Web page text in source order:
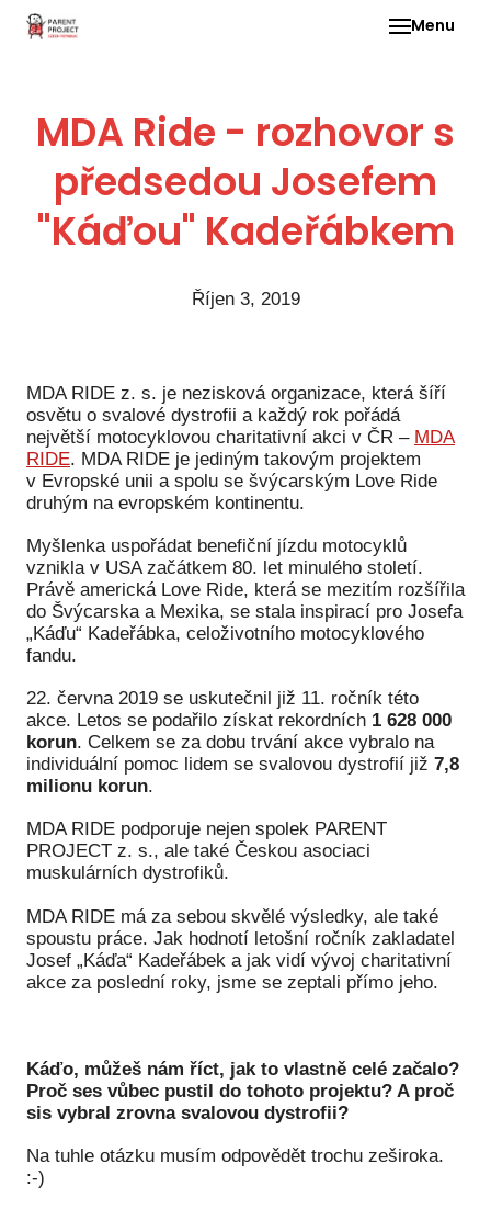
Menu
O
MDA Ride - rozhovor s
předsedou Josefem
"Káďou" Kadeřábkem
Říjen 3, 2019
MDA RIDE z. s. je nezisková organizace, která šíří
osvětu o svalové dystrofii a každý rok pořádá
největší motocyklovou charitativní akci v ČR – MDA
RIDE. MDA RIDE je jediným takovým projektem
v Evropské unii a spolu se švýcarským Love Ride
druhým na evropském kontinentu.
Myšlenka uspořádat benefiční jízdu motocyklů
vznikla v USA začátkem 80. let minulého století.
Právě americká Love Ride, která se mezitím rozšířila
do Švýcarska a Mexika, se stala inspirací pro Josefa
„Káďu“ Kadeřábka, celoživotního motocyklového
fandu.
22. června 2019 se uskutečnil již 11. ročník této
akce. Letos se podařilo získat rekordních 1 628 000
korun. Celkem se za dobu trvání akce vybralo na
individuální pomoc lidem se svalovou dystrofií již 7,8
milionu korun.
MDA RIDE podporuje nejen spolek PARENT
PROJECT z. s., ale také Českou asociaci
muskulárních dystrofiků.
MDA RIDE má za sebou skvělé výsledky, ale také
spoustu práce. Jak hodnotí letošní ročník zakladatel
Josef „Káďa“ Kadeřábek a jak vidí vývoj charitativní
akce za poslední roky, jsme se zeptali přímo jeho.
Káďo, můžeš nám říct, jak to vlastně celé začalo?
Proč ses vůbec pustil do tohoto projektu? A proč
sis vybral zrovna svalovou dystrofii?
Na tuhle otázku musím odpovědět trochu zeširoka.
:-)